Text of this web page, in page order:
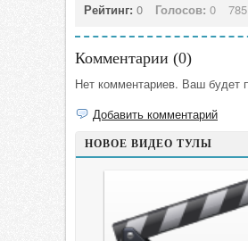
Рейтинг: 0 Голосов: 0
Комментарии (0)
Нет комментариев. Ваш будет
Добавить комментарий
НОВОЕ ВИДЕО ТУЛЫ